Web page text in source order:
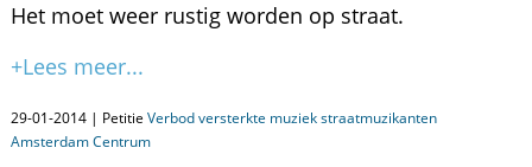
Het moet weer rustig worden op straat.
+Lees meer...
29-01-2014 | Petitie Verbod versterkte muziek straatmuzikanten
Amsterdam Centrum